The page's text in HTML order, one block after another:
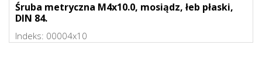
Śruba metryczna M4x10.0, mosiądz, łeb płaski,
DIN 84.
Indeks: 00004x10